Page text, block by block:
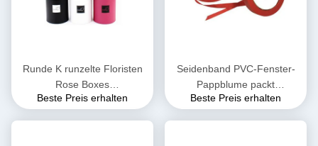
Runde K runzelte Floristen
Rose Boxes
250mmX250mm Pantone
Beste Preis erhalten
Seidenband PVC-Fenster-
Pappblume packt
Offsetdruck ein
Beste Preis erhalten